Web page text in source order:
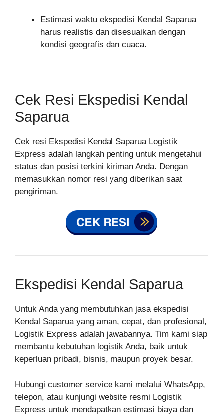
Estimasi waktu ekspedisi Kendal Saparua
harus realistis dan disesuaikan dengan
kondisi geografis dan cuaca.
Cek Resi Ekspedisi Kendal
Saparua
Cek resi Ekspedisi Kendal Saparua Logistik
Express adalah langkah penting untuk mengetahui
status dan posisi terkini kiriman Anda. Dengan
memasukkan nomor resi yang diberikan saat
pengiriman.
Ekspedisi Kendal Saparua
Untuk Anda yang membutuhkan jasa ekspedisi
Kendal Saparua yang aman, cepat, dan profesional,
Logistik Express adalah jawabannya. Tim kami siap
membantu kebutuhan logistik Anda, baik untuk
keperluan pribadi, bisnis, maupun proyek besar.
Hubungi customer service kami melalui WhatsApp,
telepon, atau kunjungi website resmi Logistik
Express untuk mendapatkan estimasi biaya dan